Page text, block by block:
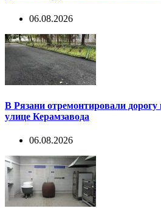
06.08.2026
В Рязани отремонтировали
улице Керамзавода
06.08.2026